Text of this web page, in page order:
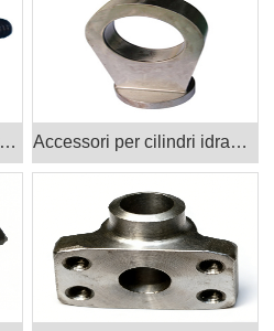
Accessori per valvole petrolifere Prodotti Accessori per cilindri idraulici